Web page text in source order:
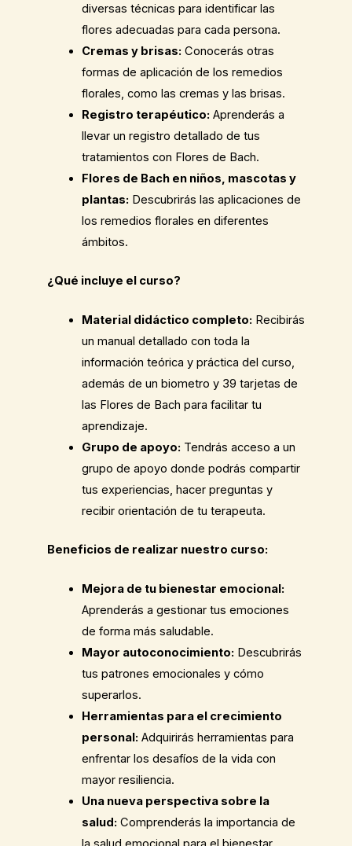
diversas técnicas para identificar las
flores adecuadas para cada persona.
Cremas y brisas: Conocerás otras
formas de aplicación de los remedios
florales, como las cremas y las brisas.
Registro terapéutico: Aprenderás a
llevar un registro detallado de tus
tratamientos con Flores de Bach.
Flores de Bach en niños, mascotas y
plantas: Descubrirás las aplicaciones de
los remedios florales en diferentes
ámbitos.
¿Qué incluye el curso?
Material didáctico completo: Recibirás
un manual detallado con toda la
información teórica y práctica del curso,
además de un biometro y 39 tarjetas de
las Flores de Bach para facilitar tu
aprendizaje.
Grupo de apoyo: Tendrás acceso a un
grupo de apoyo donde podrás compartir
tus experiencias, hacer preguntas y
recibir orientación de tu terapeuta.
Beneficios de realizar nuestro curso:
Mejora de tu bienestar emocional:
Aprenderás a gestionar tus emociones
de forma más saludable.
Mayor autoconocimiento: Descubrirás
tus patrones emocionales y cómo
superarlos.
Herramientas para el crecimiento
personal: Adquirirás herramientas para
enfrentar los desafíos de la vida con
mayor resiliencia.
Una nueva perspectiva sobre la
salud: Comprenderás la importancia de